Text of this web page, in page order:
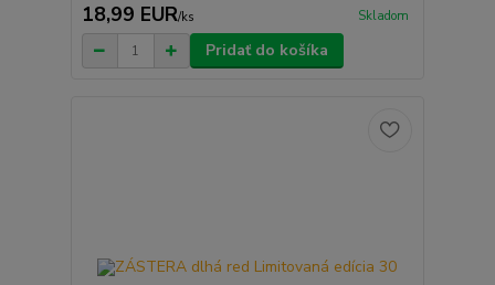
18,99 EUR/ks Skladom
Pridať do košíka